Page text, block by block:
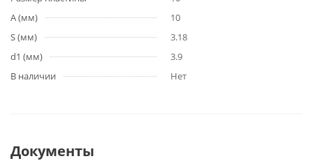
A (мм)
10
S (мм)
3.18
d1 (мм)
3.9
В наличии
Нет
Документы